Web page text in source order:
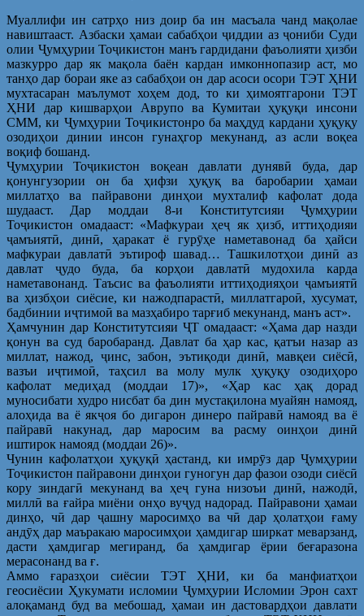
Муаллифи ин сатрҳо низ доир ба ин масъала чанд мақолае
навиштааст. Азбаски ҳамаи сабабҳои ҷиддии аз ҷониби Суди
олии Ҷумҳурии Тоҷикистон манъ гардидани фаъолияти ҳизби
мазкурро дар як мақола баён кардан имконнопазир аст, мо
танҳо дар бораи яке аз сабабҳои он дар асоси осори ТЭТ ҲНИ
мухтасаран маълумот хоҳем дод, то ки ҳимоятгарони ТЭТ
ҲНИ дар кишварҳои Аврупо ва Кумитаи ҳуқуқи инсони
СММ, ки Ҷумҳурии Тоҷикистонро ба маҳдуд кардани ҳуқуқу
озодиҳои динии инсон гунаҳгор мекунанд, аз асли воқеа
воқиф бошанд.
Ҷумҳурии Тоҷикистон воқеан давлати дунявӣ буда, дар
қонунгузории он ба ҳифзи ҳуқуқ ва баробарии ҳамаи
миллатҳо ва пайравони динҳои мухталиф кафолат дода
шудааст. Дар моддаи 8-и Конститутсияи Ҷумҳурии
Тоҷикистон омадааст: «Мафкураи ҳеҷ як ҳизб, иттиҳодияи
ҷамъиятӣ, динӣ, ҳаракат ё гурӯҳе наметавонад ба ҳайси
мафкураи давлатӣ эътироф шавад… Ташкилотҳои динӣ аз
давлат ҷудо буда, ба корҳои давлатӣ мудохила карда
наметавонанд. Таъсис ва фаъолияти иттиҳодияҳои ҷамъиятӣ
ва ҳизбҳои сиёсие, ки нажодпарастӣ, миллатгароӣ, хусумат,
бадбинии иҷтимоӣ ва мазҳабиро тарғиб мекунанд, манъ аст».
Ҳамчунин дар Конститутсияи ҶТ омадааст: «Ҳама дар назди
қонун ва суд баробаранд. Давлат ба ҳар кас, қатъи назар аз
миллат, нажод, ҷинс, забон, эътиқоди динӣ, мавқеи сиёсӣ,
вазъи иҷтимоӣ, таҳсил ва молу мулк ҳуқуқу озодиҳоро
кафолат медиҳад (моддаи 17)», «Ҳар кас ҳақ дорад
муносибати худро нисбат ба дин мустақилона муайян намояд,
алоҳида ва ё якҷоя бо дигарон динеро пайравӣ намояд ва ё
пайравӣ накунад, дар маросим ва расму оинҳои динӣ
иштирок намояд (моддаи 26)».
Чунин кафолатҳои ҳуқуқӣ ҳастанд, ки имрӯз дар Ҷумҳурии
Тоҷикистон пайравони динҳои гуногун дар фазои озоди сиёсӣ
кору зиндагӣ мекунанд ва ҳеҷ гуна низоъи динӣ, нажодӣ,
миллӣ ва ғайра миёни онҳо вуҷуд надорад. Пайравони ҳамаи
динҳо, чӣ дар ҷашну маросимҳо ва чӣ дар ҳолатҳои ғаму
андӯҳ дар маъракаю маросимҳои ҳамдигар ширкат меварзанд,
дасти ҳамдигар мегиранд, ба ҳамдигар ёрии беғаразона
мерасонанд ва ғ.
Аммо ғаразҳои сиёсии ТЭТ ҲНИ, ки ба манфиатҳои
геосиёсии Ҳукумати исломии Ҷумҳурии Исломии Эрон сахт
алоқаманд буд ва мебошад, ҳамаи ин дастовардҳои давлати